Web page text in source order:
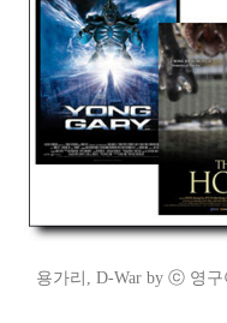
용가리, D-War by ⓒ 영